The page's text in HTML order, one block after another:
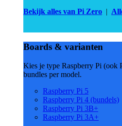
Bekijk alles van Pi Zero |
Boards & varianten
Kies je type Raspberry Pi (ook
bundles per model.
Raspberry Pi 5
Raspberry Pi 4 (bundels)
Raspberry Pi 3B+
Raspberry Pi 3A+